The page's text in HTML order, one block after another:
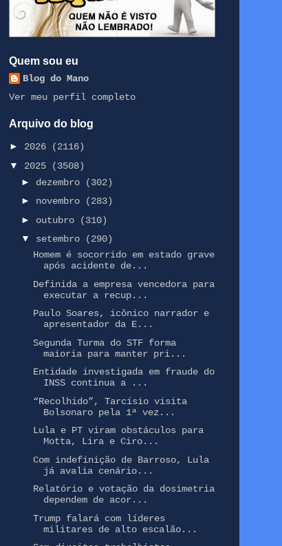
Quem sou eu
Blog do Mano
Ver meu perfil completo
Arquivo do blog
► 2026
(2116)
▼ 2025
(3508)
► dezembro
(302)
► novembro
(283)
► outubro
(310)
▼ setembro
(290)
Homem é socorrido em estado grave
após acidente de...
Definida a empresa vencedora para
executar a recup...
Paulo Soares, icônico narrador e
apresentador da E...
Segunda Turma do STF forma
maioria para manter pri...
Entidade investigada em fraude do
INSS continua a ...
“Recolhido”, Tarcísio visita
Bolsonaro pela 1ª vez...
Lula e PT viram obstáculos para
Motta, Lira e Ciro...
Com indefinição de Barroso, Lula
já avalia cenário...
Relatório e votação da dosimetria
dependem de acor...
Trump falará com líderes
militares de alto escalão...